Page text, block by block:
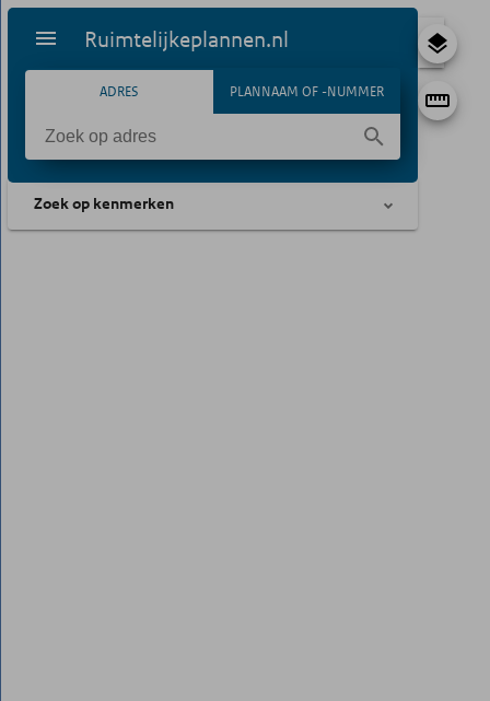
Ruimtelijkeplannen.nl
ADRES PLANNAAM OF -NUMMER
Zoek op kenmerken